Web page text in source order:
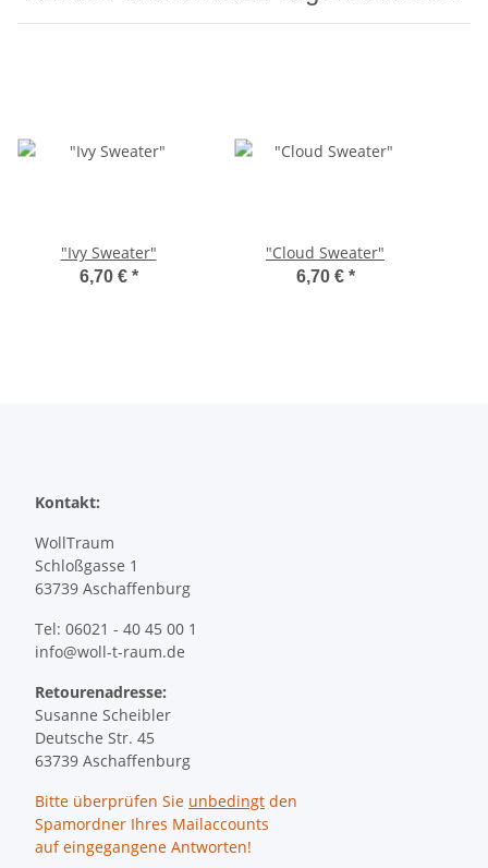
"Ivy Sweater"
6,70 € *
"Cloud Sweater"
6,70 € *
Kontakt:
WollTraum
Schloßgasse 1
63739 Aschaffenburg
Tel: 06021 - 40 45 00 1
info@woll-t-raum.de
Retourenadresse:
Susanne Scheibler
Deutsche Str. 45
63739 Aschaffenburg
Bitte überprüfen Sie unbedingt den
Spamordner Ihres Mailaccounts
auf eingegangene Antworten!